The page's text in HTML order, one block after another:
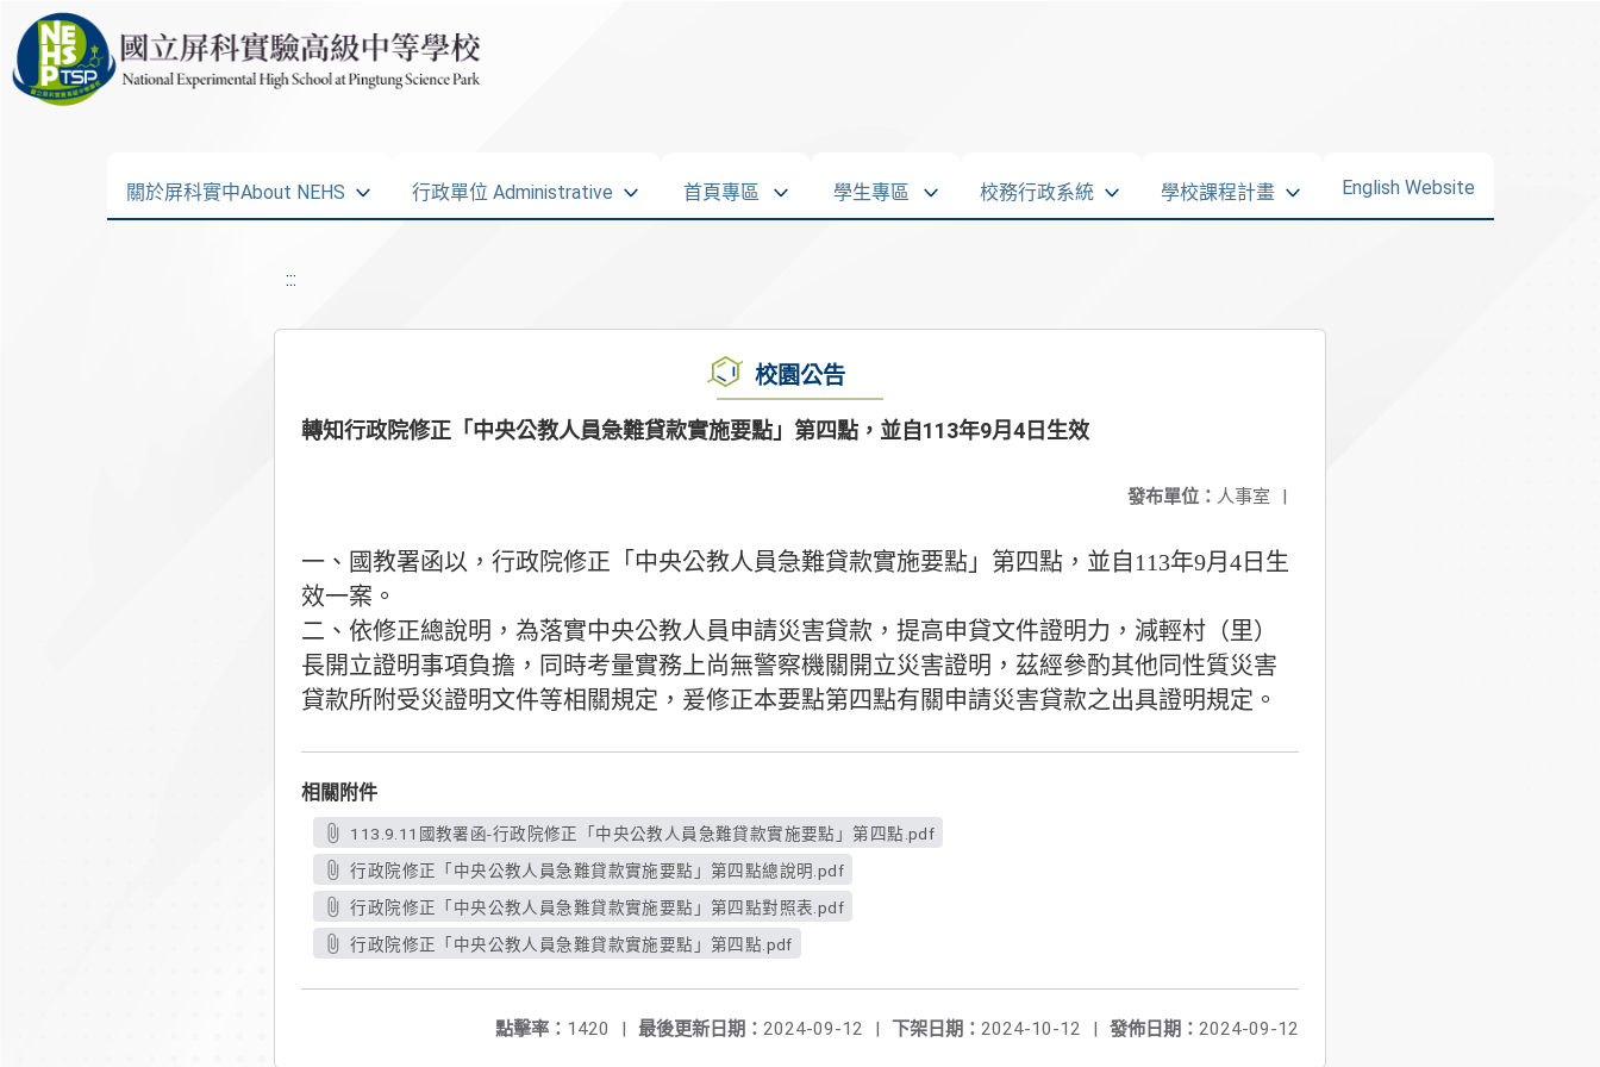
關於屏科實中About NEHS 行政單位 Administrative 首頁專區 學生專區 校務行政系統 學校課程計畫 English Website
:::
校園公告
轉知行政院修正「中央公教人員急難貸款實施要點」第四點，並自113年9月4日生效
發布單位： 人事室 |
一、國教署函以，行政院修正「中央公教人員急難貸款實施要點」第四點，並自113年9月4日生
效一案。
二、依修正總說明，為落實中央公教人員申請災害貸款，提高申貸文件證明力，減輕村（里）
長開立證明事項負擔，同時考量實務上尚無警察機關開立災害證明，茲經參酌其他同性質災害
貸款所附受災證明文件等相關規定，爰修正本要點第四點有關申請災害貸款之出具證明規定。
相關附件
113.9.11國教署函-行政院修正「中央公教人員急難貸款實施要點」第四點.pdf
行政院修正「中央公教人員急難貸款實施要點」第四點總說明.pdf
行政院修正「中央公教人員急難貸款實施要點」第四點對照表.pdf
行政院修正「中央公教人員急難貸款實施要點」第四點.pdf
發佈日期： 2024-09-12
下架日期： 2024-10-12 |
最後更新日期： 2024-09-12 |
點擊率： 1420 |